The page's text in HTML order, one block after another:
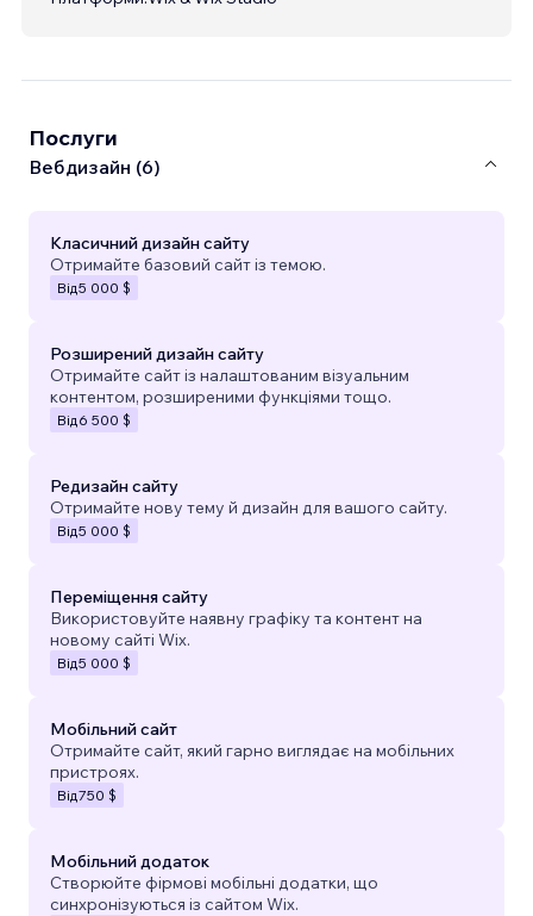
Послуги
Вебдизайн (6)
Класичний дизайн сайту
Отримайте базовий сайт із темою.
Від5 000 $
Розширений дизайн сайту
Отримайте сайт із налаштованим візуальним
контентом, розширеними функціями тощо.
Від 6 500 $
Редизайн сайту
Отримайте нову тему й дизайн для вашого сайту.
Від5 000 $
Переміщення сайту
Використовуйте наявну графіку та контент на
новому сайті Wix.
Від5 000 $
Мобільний сайт
Отримайте сайт, який гарно виглядає на мобільних
пристроях.
Від750 $
Мобільний додаток
Створюйте фірмові мобільні додатки, що
синхронізуються із сайтом Wix.